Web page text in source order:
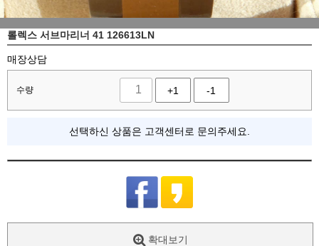
롤렉스 서브마리너 41 126613LN
매장상담
수량 +1 -1
선택하신 상품은 고객센터로 문의주세요.
확대보기